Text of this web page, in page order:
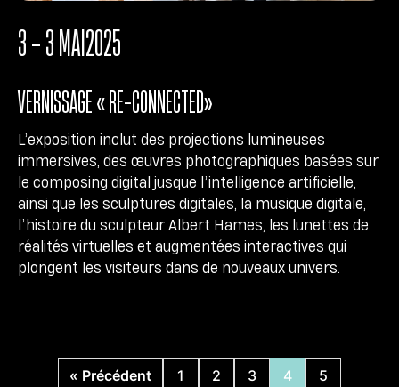
VERNISSAGE « RE-CONNECTED»
L’exposition inclut des projections lumineuses
immersives, des œuvres photographiques basées sur
le composing digital jusque l’intelligence artificielle,
ainsi que les sculptures digitales, la musique digitale,
l’histoire du sculpteur Albert Hames, les lunettes de
réalités virtuelles et augmentées interactives qui
plongent les visiteurs dans de nouveaux univers.
3 - 3 MAI2025
« Précédent 1 2 3 4
5